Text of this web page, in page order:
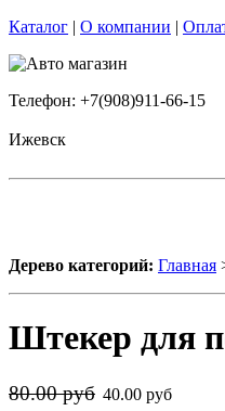
Каталог | О компании |
Телефон: +7(908)911-66-15
Ижевск
Дерево категорий: Главная
Штекер для
80.00 руб 40.00 руб